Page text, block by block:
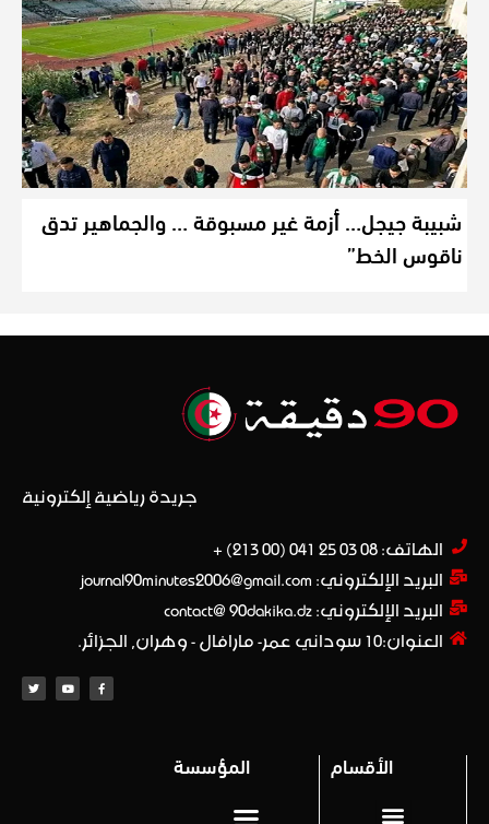
شبيبة جيجل… أزمة غير مسبوقة … والجماهير تدق
ناقوس الخط”
جريدة رياضية إلكترونية
الهاتف: 08 03 25 041 (00 213) +​
البريد الإلكتروني: journal90minutes2006@gmail.com
البريد الإلكتروني: contact@ 90dakika.dz
العنوان:10 سوداني عمر- مارافال - وهران, الجزائر.
الأقسام المؤسسة